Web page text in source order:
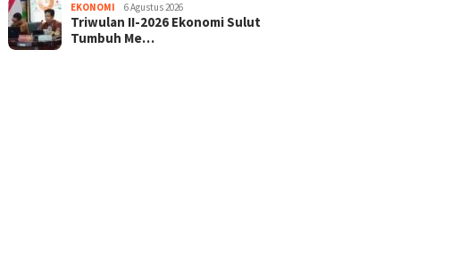
EKONOMI 6 Agustus 2026
Triwulan II-2026 Ekonomi Sulut
Tumbuh Me…